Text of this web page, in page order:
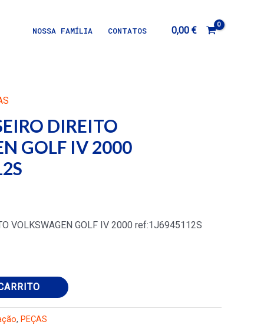
NOSSA FAMÍLIA CONTATOS 0,00 €
DIREITO
GOLF IV 2000
VOLKSWAGEN GOLF IV 2000 ref:1J6945112S
, PEÇAS